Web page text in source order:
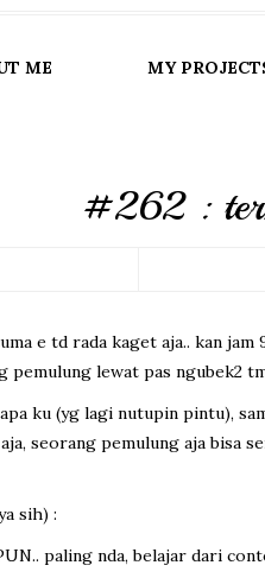
ME MY
#262 :
e td rada kaget aja.. kan
pemulung lewat pas ngubek2
ku (yg lagi nutupin pintu),
seorang pemulung aja bisa
sih) :
paling nda, belajar dari